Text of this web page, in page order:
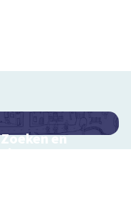
Zoeken en
zingen met